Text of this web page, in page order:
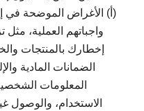
(أ) الأغراض الموضحة في
واجباتهم العملية، مثل
إخطارك بالمنتجات
الضمانات المادية
المعلومات
الاستخدام، والوصول